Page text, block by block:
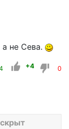
не Сева.
+4 0